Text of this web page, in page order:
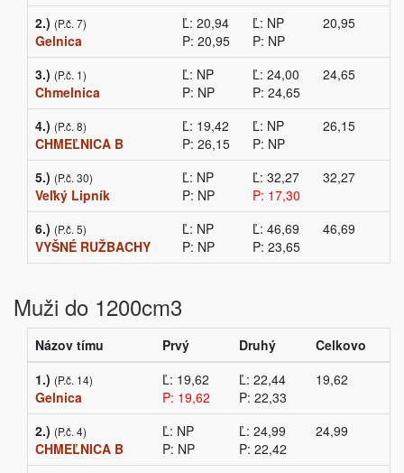
2.) (P.č. 7)
Gelnica
Ľ: 20,94
P: 20,95
Ľ: NP
P: NP
20,95
3.) (P.č. 1)
Chmelnica
Ľ: NP
P: NP
Ľ: 24,00
P: 24,65
24,65
4.) (P.č. 8)
CHMEĽNICA B
Ľ: 19,42
P: 26,15
Ľ: NP
P: NP
26,15
5.) (P.č. 30)
Veľký Lipník
Ľ: NP
P: NP
Ľ: 32,27
P: 17,30
32,27
6.) (P.č. 5)
VYŠNÉ RUŽBACHY
Ľ: NP
P: NP
Ľ: 46,69
P: 23,65
46,69
Muži do 1200cm3
Názov tímu Prvý Druhý
Celkovo
1.) (P.č. 14)
Gelnica
Ľ: 19,62
P: 19,62
Ľ: 22,44
P: 22,33
19,62
2.) (P.č. 4)
CHMEĽNICA B
Ľ: NP
P: NP
Ľ: 24,99
P: 22,42
24,99